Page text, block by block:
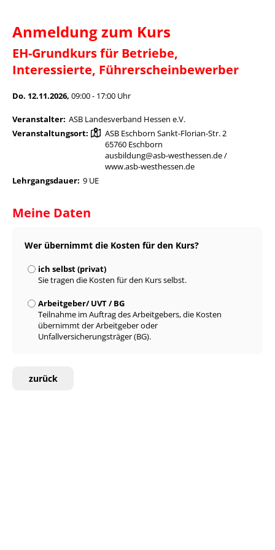
Anmeldung zum Kurs
EH-Grundkurs für Betriebe,
Interessierte, Führerscheinbewerber
Do. 12.11.2026, 09:00 - 17:00 Uhr
Veranstalter: ASB Landesverband Hessen e.V.
Veranstaltungsort:
ASB Eschborn Sankt-Florian-Str. 2
65760 Eschborn
ausbildung@asb-westhessen.de /
www.asb-westhessen.de
Lehrgangsdauer: 9 UE
Meine Daten
Wer übernimmt die Kosten für den Kurs?
ich selbst (privat)
Sie tragen die Kosten für den Kurs selbst.
Arbeitgeber/ UVT / BG
Teilnahme im Auftrag des Arbeitgebers, die Kosten
übernimmt der Arbeitgeber oder
Unfallversicherungsträger (BG).
zurück